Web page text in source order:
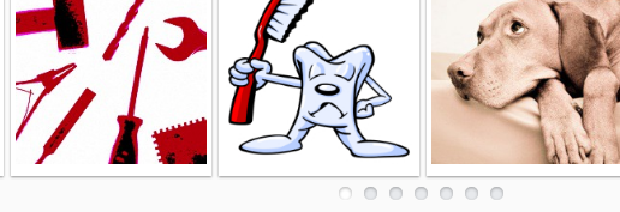
Ich muss an meiner
Beziehung arbeiten!
– Quatsch mit Soße!
Zähneputz-
Verweigerer
Geduld, Geduld,
Geduld – oder – Sex,
Drugs and Rock n